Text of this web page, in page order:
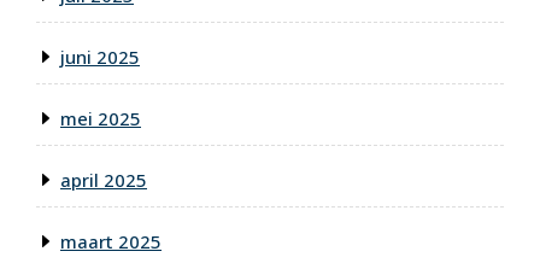
juni 2025
mei 2025
april 2025
maart 2025